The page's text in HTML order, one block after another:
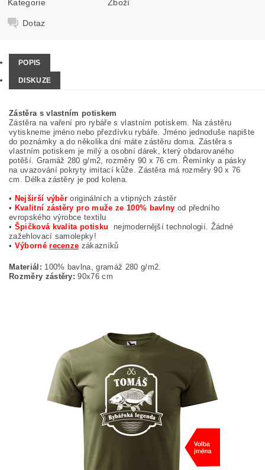
Kategorie Zboží
Dotaz
POPIS
DISKUZE
Zástěra s vlastním potiskem
Zástěra na vaření pro rybáře s vlastním potiskem. Na zástěru
vytiskneme jméno nebo přezdívku rybáře. Jméno jednoduše napište
do poznámky a do několika dní máte zástěru doma. Zástěra s
vlastním potiskem je milý a osobní dárek, který obdarovaného
potěší. Gramáž 280 g/m2, rozměry 90 x 76 cm. Řemínky a pásky
na uvazování pokryty imitací kůže. Zástěra má rozměry 90 x 76
cm. Délka zástěry je pod kolena.
• Nejširší výběr originálních a vtipných zástěr
• Kvalitní zástěry pro muže ze 100% bavlny od předního
evropského výrobce textilu
• Špičková kvalita potisku
nejmodernější technologií. Žádné
zažehlovací samolepky!
• Výbornérecenze zákazníků
Materiál: 100% bavlna, gramáž 280 g/m2.
Rozměry zástěry: 90x76 cm